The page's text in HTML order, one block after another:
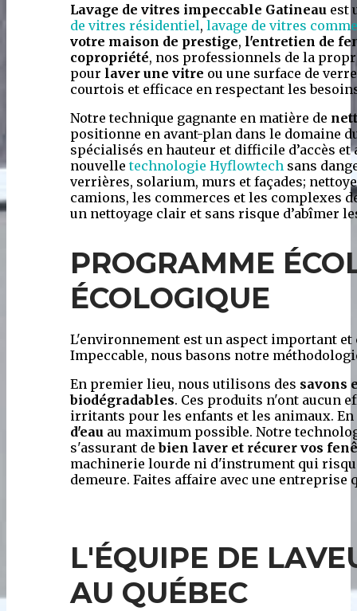
Lavage de vitres impeccable Gatineau est
de vitres résidentiel, lavage de vitres
votre maison de prestige, l'entretien de
copropriété, nos professionnels de la
pour laver une vitre ou une surface de
courtois et efficace en respectant les
Notre technique gagnante en matière de
positionne en avant-plan dans le domaine
spécialisés en hauteur et difficile d’accès
nouvelletechnologie Hyflowtech sans
verrières, solarium, murs et façades;
camions, les commerces et les complexes
un nettoyage clair et sans risque d’abîmer
PROGRAMME
ÉCOLOGIQUE
L'environnement est un aspect important
Impeccable, nous basons notre
En premier lieu, nous utilisons des savons
biodégradables. Ces produits n'ont aucun
irritants pour les enfants et les animaux.
d'eau au maximum possible. Notre
s'assurant debien laver et récurer vos
machinerie lourde ni d'instrument qui
demeure. Faites affaire avec une entreprise
L'ÉQUIPE DE
AU QUÉBEC